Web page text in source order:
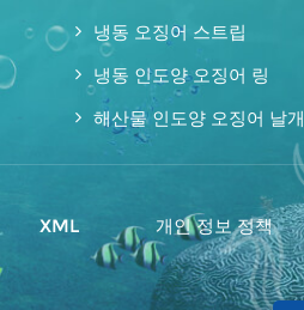
냉동 오징어 스트립
냉동 인도양 오징어 링
해산물 인도양 오징어 날개
XML 개인 정보 정책